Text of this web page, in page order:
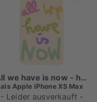
All we have is now - handlettering
als Apple iPhone XS Max
- Leider ausverkauft -